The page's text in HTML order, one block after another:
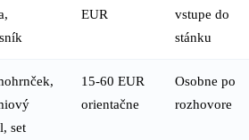
EUR
vstupe do
stánku
set
15-60 EUR
orientačne
Osobne po
rozhovore